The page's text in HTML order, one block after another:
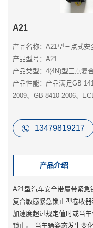
A21
产品名称：A21型三点式安
产品型号：A21
产品类型：4(4N)型三点复
产品性能：产品满足GB
2009、GB 8410-2006、
13479819217
产品介绍
A21型汽车安全带属带紧
复合敏感紧急锁止型卷收
加速度超过规定值时或当
锁止。 当车辆姿态发生变